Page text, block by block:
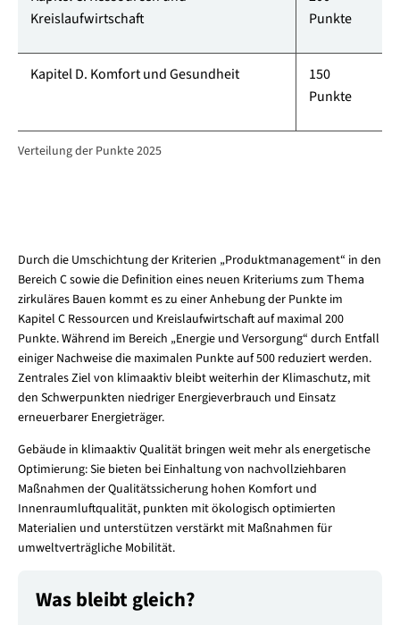
Kreislaufwirtschaft
Punkte
Kapitel D. Komfort und Gesundheit
150
Punkte
Verteilung der Punkte 2025
Durch die Umschichtung der Kriterien „Produktmanagement“ in den
Bereich C sowie die Definition eines neuen Kriteriums zum Thema
zirkuläres Bauen kommt es zu einer Anhebung der Punkte im
Kapitel C Ressourcen und Kreislaufwirtschaft auf maximal 200
Punkte. Während im Bereich „Energie und Versorgung“ durch Entfall
einiger Nachweise die maximalen Punkte auf 500 reduziert werden.
Zentrales Ziel von klimaaktiv bleibt weiterhin der Klimaschutz, mit
den Schwerpunkten niedriger Energieverbrauch und Einsatz
erneuerbarer Energieträger.
Gebäude in klimaaktiv Qualität bringen weit mehr als energetische
Optimierung: Sie bieten bei Einhaltung von nachvollziehbaren
Maßnahmen der Qualitätssicherung hohen Komfort und
Innenraumluftqualität, punkten mit ökologisch optimierten
Materialien und unterstützen verstärkt mit Maßnahmen für
umweltverträgliche Mobilität.
Was bleibt gleich?